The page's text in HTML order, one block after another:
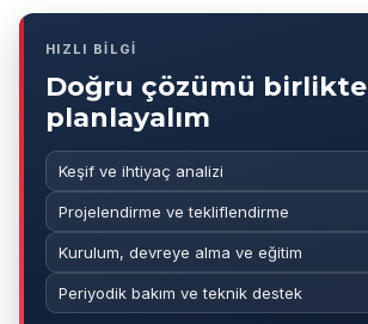
HIZLI BİLGİ
Doğru çözümü birlikte
planlayalım
Keşif ve ihtiyaç analizi
Projelendirme ve tekliflendirme
Kurulum, devreye alma ve eğitim
Periyodik bakım ve teknik destek